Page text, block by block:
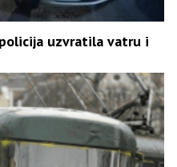
uzvratila vatru i